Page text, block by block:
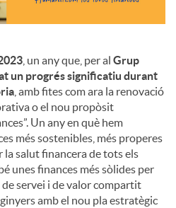
, un any que, per al Grup
un progrés significatiu durant
, amb fites com ara la renovació
o el nou propòsit
Un any en què hem
més sostenibles, més properes
la salut financera de tots els
unes finances més sòlides per
servei i de valor compartit
amb el nou pla estratègic